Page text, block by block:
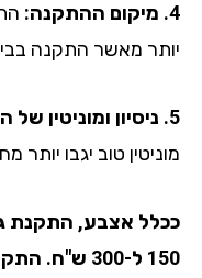
התקנת
מאשר התקנה בבית.
טוב יגבו יותר
אצבע, התקנת גוף
150 ל-300 ש"ח.